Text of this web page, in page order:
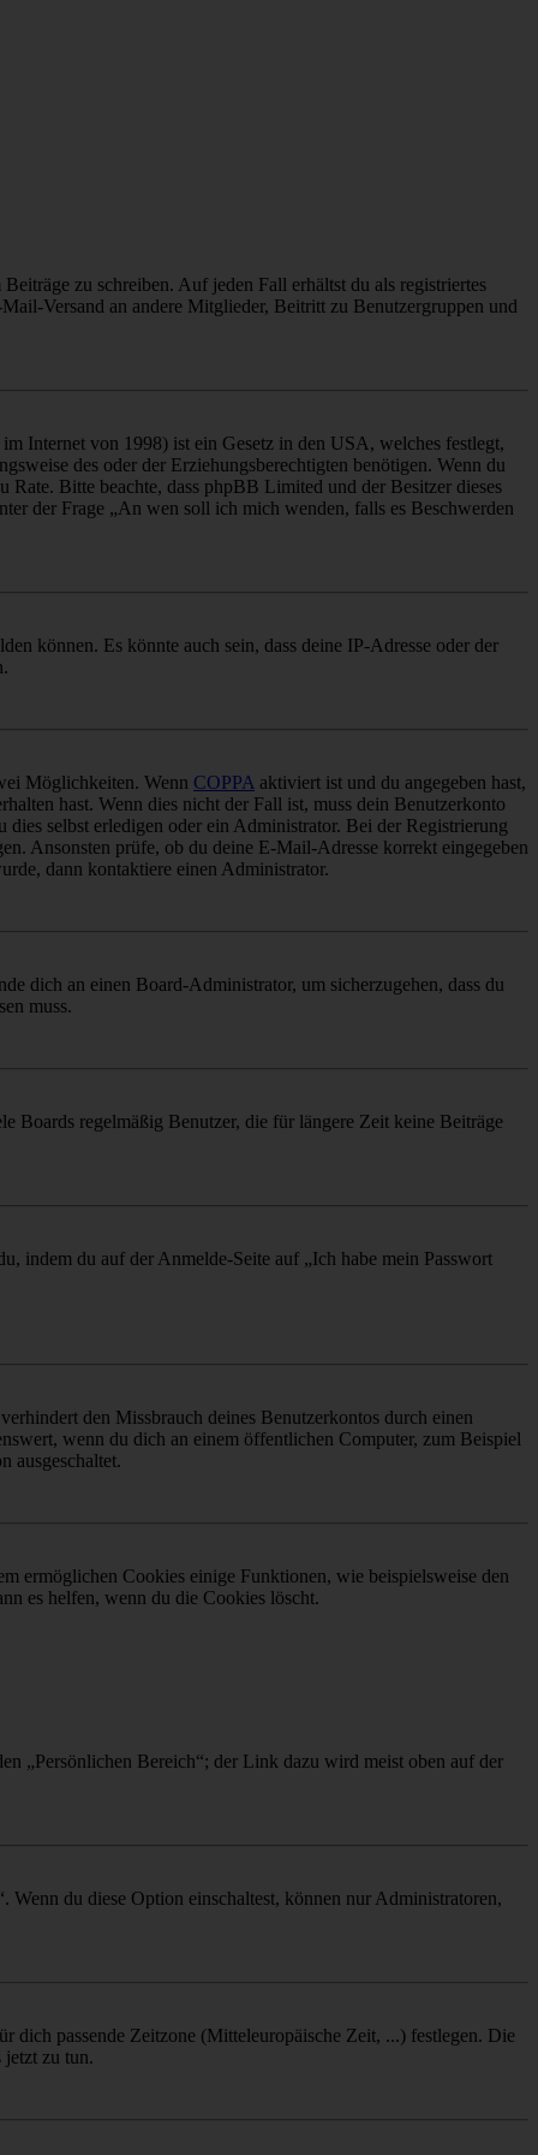
zu schreiben. Auf jeden Fall erhältst du als registriertes
Versand an andere Mitglieder, Beitritt zu Benutzergruppen und
Internet von 1998) ist ein Gesetz in den USA, welches festlegt,
des oder der Erziehungsberechtigten benötigen. Wenn du
Bitte beachte, dass phpBB Limited und der Besitzer dieses
der Frage „An wen soll ich mich wenden, falls es Beschwerden
können. Es könnte auch sein, dass deine IP-Adresse oder der
Möglichkeiten. Wenn COPPA aktiviert ist und du angegeben hast,
hast. Wenn dies nicht der Fall ist, muss dein Benutzerkonto
selbst erledigen oder ein Administrator. Bei der Registrierung
Ansonsten prüfe, ob du deine E-Mail-Adresse korrekt eingegeben
dann kontaktiere einen Administrator.
dich an einen Board-Administrator, um sicherzugehen, dass du
muss.
Boards regelmäßig Benutzer, die für längere Zeit keine Beiträge
indem du auf der Anmelde-Seite auf „Ich habe mein Passwort
den Missbrauch deines Benutzerkontos durch einen
wenn du dich an einem öffentlichen Computer, zum Beispiel
ausgeschaltet.
ermöglichen Cookies einige Funktionen, wie beispielsweise den
es helfen, wenn du die Cookies löscht.
„Persönlichen Bereich“; der Link dazu wird meist oben auf der
du diese Option einschaltest, können nur Administratoren,
dich passende Zeitzone (Mitteleuropäische Zeit, ...) festlegen. Die
jetzt zu tun.